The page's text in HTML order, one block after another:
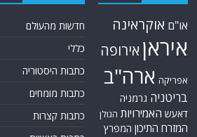
או"ם אוקראינה
איראן אירופה
אפריקה ארה"ב
בריטניה גרמניה
דאעש האמירויות הגולן
המזרח התיכון המפרץ
חדשות מהעולם
כללי
כתבות היסטוריה
כתבות מומחים
כתבות קצרות